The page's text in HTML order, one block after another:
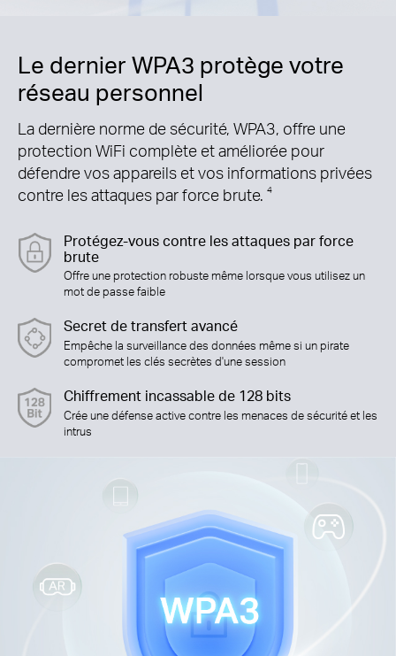
Le dernier WPA3 protège votre
réseau personnel
La dernière norme de sécurité, WPA3, offre une
protection WiFi complète et améliorée pour
défendre vos appareils et vos informations privées
contre les attaques par force brute. 4
Protégez-vous contre les attaques par force
brute
Offre une protection robuste même lorsque vous utilisez un
mot de passe faible
Secret de transfert avancé
Empêche la surveillance des données même si un pirate
compromet les clés secrètes d'une session
Chiffrement incassable de 128 bits
Crée une défense active contre les menaces de sécurité et les
intrus